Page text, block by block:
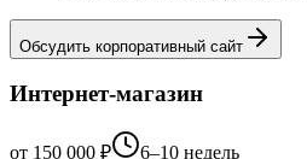
Обсудить корпоративный сайт
Интернет-магазин
от 150 000 ₽ 6–10 недель